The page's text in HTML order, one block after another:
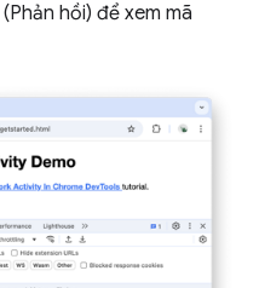
(Phản hồi) để xem mã